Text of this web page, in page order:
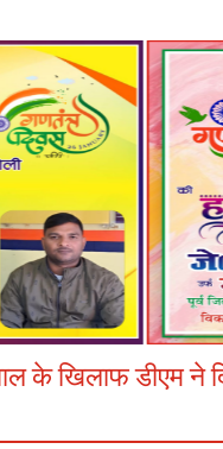
के खिलाफ डीएम ने